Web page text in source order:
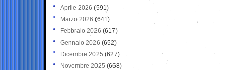
Aprile 2026 (591)
Marzo 2026 (641)
Febbraio 2026 (617)
Gennaio 2026 (652)
Dicembre 2025 (627)
Novembre 2025 (668)